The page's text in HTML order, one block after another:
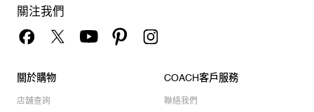
關注我們
關於購物
店舖查詢
COACH客戶服務
聯絡我們